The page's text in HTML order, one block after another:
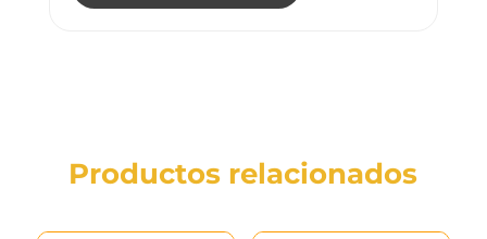
Productos relacionados